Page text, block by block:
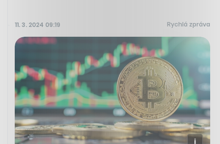
11. 3. 2024 09:19 Rychlá zpráva